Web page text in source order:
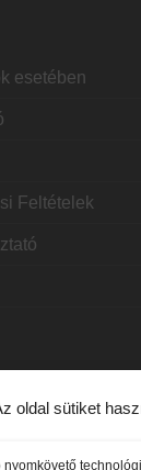
oldal sütiket
esetében
Feltételek